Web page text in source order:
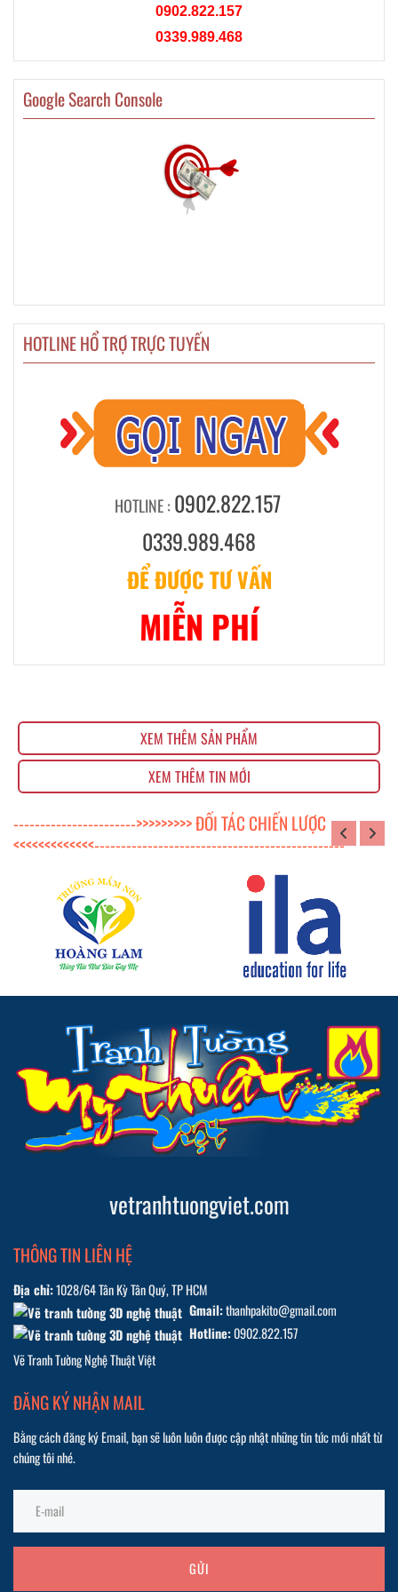
0902.822.157
0339.989.468
Google Search Console
HOTLINE HỔ TRỢ TRỰC TUYẾN
HOTLINE : 0902.822.157
0339.989.468
ĐỂ ĐƯỢC TƯ VẤN
MIỄN PHÍ
XEM THÊM SẢN PHẨM
XEM THÊM TIN MỚI
----------------------->>>>>>>>> ĐỐI TÁC CHIẾN LƯỢC
<<<<<<<<<<<<<-----------------------------------------------
vetranhtuongviet.com
THÔNG TIN LIÊN HỆ
Địa chỉ:1028/64 Tân Kỳ Tân Quý, TP HCM
Gmail:thanhpakito@gmail.com
Hotline:0902.822.157
Vẽ Tranh Tường Nghệ Thuật Việt
ĐĂNG KÝ NHẬN MAIL
Bằng cách đăng ký Email, bạn sẽ luôn luôn được cập nhật những tin tức mới nhất từ
chúng tôi nhé.
GỬI